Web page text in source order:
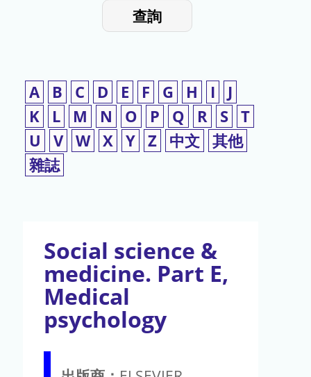
查詢
A B C D E F G H I
J
K
L M N O P Q R S T
U
V W X Y Z 中文 其他
雜誌
Social science &
medicine. Part E,
Medical
psychology